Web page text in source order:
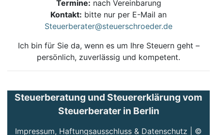
Termine: nach Vereinbarung
Kontakt: bitte nur per E-Mail an
Steuerberater@steuerschroeder.de
Ich bin für Sie da, wenn es um Ihre Steuern geht –
persönlich, zuverlässig und kompetent.
Steuerberatung und Steuererklärung vom
Steuerberater in Berlin
Impressum, Haftungsausschluss & Datenschutz | ©